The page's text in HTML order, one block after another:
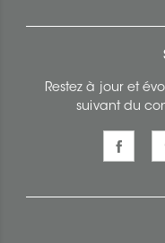
Restez à jour et
suivant du